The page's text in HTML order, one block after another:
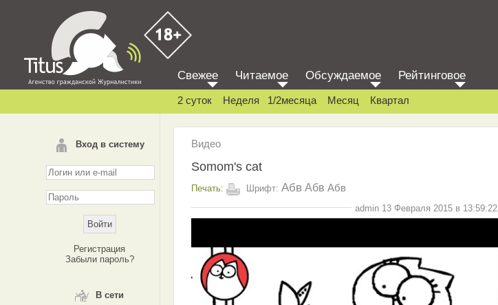
Вход в систему
Регистрация
Забыли пароль?
В сети
Свежее Читаемое Обсуждаемое Рейтинговое
2 суток Неделя 1/2месяца Месяц Квартал
Видео
Somom's cat
Печать: Шрифт: Абв Абв Абв
admin 13 Февраля 2015 в 13:59:22